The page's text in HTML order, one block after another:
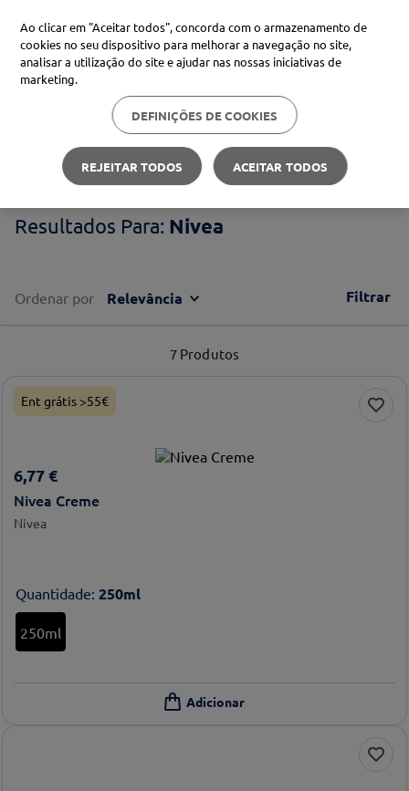
Procure no Marketplace Médis
Pesquisas mais comuns
xiaomi
3º uriage
Nivea
Nivea
Ordenar por Relevância Filtrar
7 Produtos
Ent grátis >55€
6,77 €
Nivea Creme
Nivea
Quantidade: 250ml
250ml
Ao clicar em "Aceitar todos", concorda com o armazenamento de
cookies no seu dispositivo para melhorar a navegação no site,
analisar a utilização do site e ajudar nas nossas iniciativas de
marketing.
DEFINIÇÕES DE COOKIES
REJEITAR TODOS ACEITAR TODOS